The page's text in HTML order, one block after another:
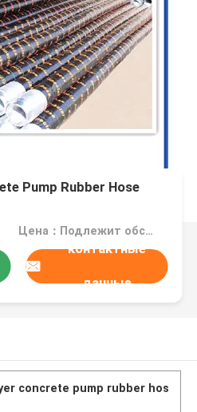
Pump Rubber Hose
Цена：Подлежит обсуждению
контактные
данные
concrete pump rubber hos